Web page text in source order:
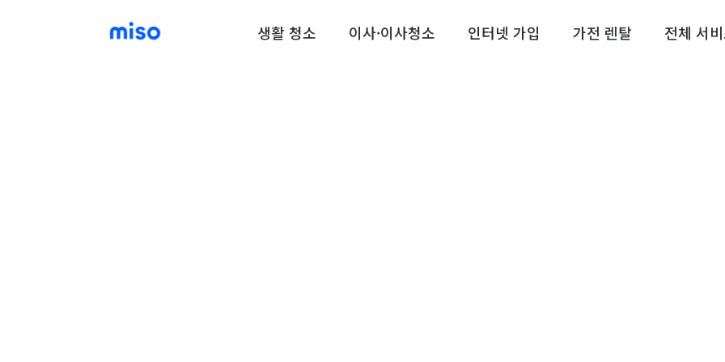
생활 청소 이사·이사청소 인터넷 가입 가전 렌탈 전체 서